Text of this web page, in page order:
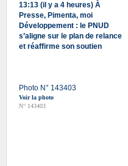
13:13 (il y a 4 heures) À
Presse, Pimenta, moi
Développement : le PNUD
s’aligne sur le plan de relance
et réaffirme son soutien
Photo N° 143403
Voir la photo
N° 143403